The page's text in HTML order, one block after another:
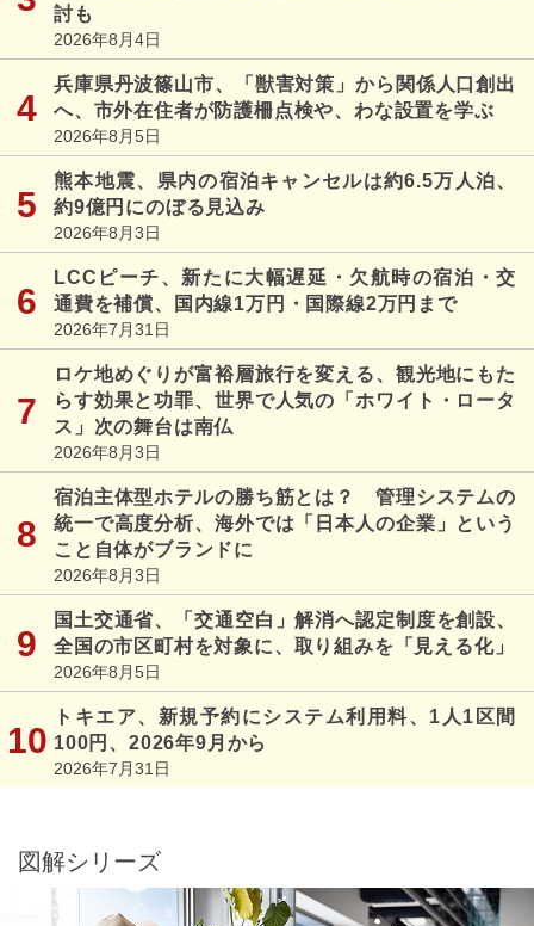
討も
2026年8月4日
兵庫県丹波篠山市、「獣害対策」から関係人口創出
へ、市外在住者が防護柵点検や、わな設置を学ぶ
2026年8月5日
熊本地震、県内の宿泊キャンセルは約6.5万人泊、
約9億円にのぼる見込み
2026年8月3日
LCCピーチ、新たに大幅遅延・欠航時の宿泊・交
通費を補償、国内線1万円・国際線2万円まで
2026年7月31日
ロケ地めぐりが富裕層旅行を変える、観光地にもた
らす効果と功罪、世界で人気の「ホワイト・ロータ
ス」次の舞台は南仏
2026年8月3日
宿泊主体型ホテルの勝ち筋とは？ 管理システムの
統一で高度分析、海外では「日本人の企業」という
こと自体がブランドに
2026年8月3日
国土交通省、「交通空白」解消へ認定制度を創設、
全国の市区町村を対象に、取り組みを「見える化」
2026年8月5日
トキエア、新規予約にシステム利用料、1人1区間
100円、2026年9月から
2026年7月31日
図解シリーズ